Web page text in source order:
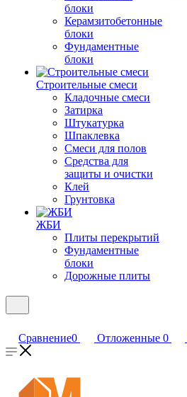
блоки
Керамзитобетонные
блоки
Фундаментные
блоки
Строительные смеси
Кладочные смеси
Затирка
Штукатурка
Шпаклевка
Смеси для полов
Средства для
защиты и очистки
Клей
Грунтовка
ЖБИ
Плиты перекрытий
Фундаментные
блоки
Дорожные плиты
Сравнение0 Отложенные 0